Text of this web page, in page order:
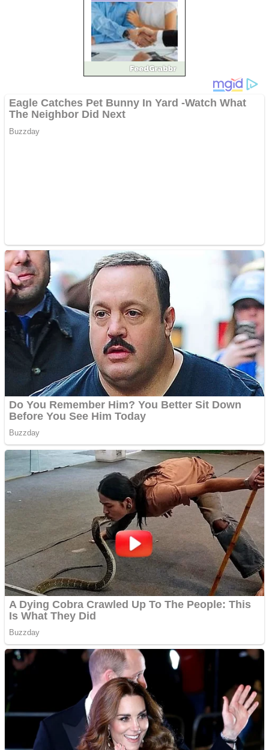
Împrumut si investitii
Vând domeniu+website
de publicitate de tip
Adsense
Pastorul Liviu Radu a
trecut la Domnul
Gherla, polițist acuzat de
abuz în serviciu
Covid-19: 755 de cazuri
noi în România
Răcitor de apă CW5000
pentru freze cu laser fără
metale
Răcitor de apă CW5000
pentru freze cu laser fără
metale